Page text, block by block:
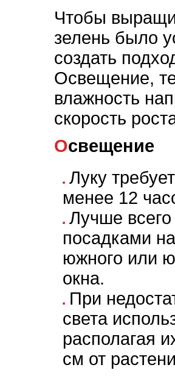
Чтобы
зелень было
создать
Освещение,
влажность
скорость
Освещение
Луку
менее 12
Лучше всего
посадками
южного или
окна.
При
света
располагая
см от